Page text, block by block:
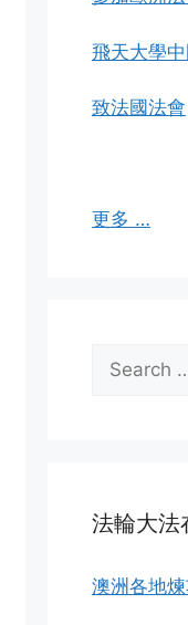
飛天大學
致法國法會
更多 …
Search
for:
法輪大法
澳洲各地